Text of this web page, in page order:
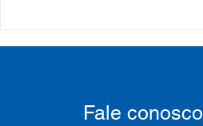
formação sobre saúde
crise climática
Fale conosco